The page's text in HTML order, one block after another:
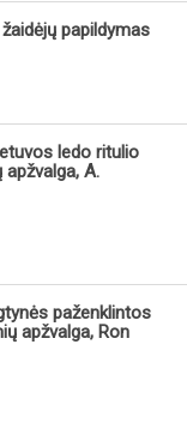
papildymas
ledo ritulio
A.
paženklintos
apžvalga, Ron